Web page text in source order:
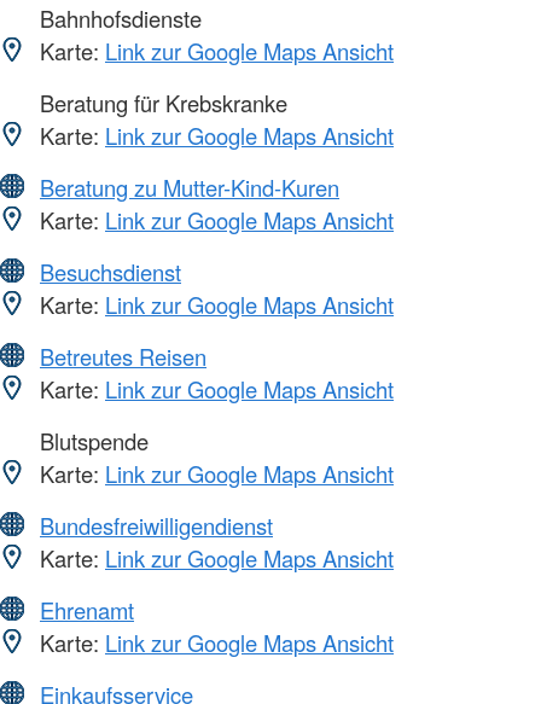
Bahnhofsdienste
Karte: Link zur Google Maps Ansicht
Beratung für Krebskranke
Karte: Link zur Google Maps Ansicht
Beratung zu Mutter-Kind-Kuren
Karte: Link zur Google Maps Ansicht
Besuchsdienst
Karte: Link zur Google Maps Ansicht
Betreutes Reisen
Karte: Link zur Google Maps Ansicht
Blutspende
Karte: Link zur Google Maps Ansicht
Bundesfreiwilligendienst
Karte: Link zur Google Maps Ansicht
Ehrenamt
Karte: Link zur Google Maps Ansicht
Einkaufsservice